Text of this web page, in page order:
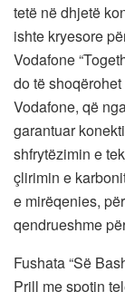
tetë në dhjetë
ishte kryesore
Vodafone
do të
Vodafone, që
garantuar
shfrytëzimin e
çlirimin e
e mirëqenies,
qendrueshme
Fushata “Së
Prill me spotin